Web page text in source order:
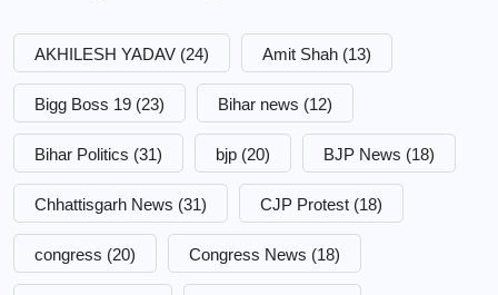
AKHILESH YADAV (24) Amit Shah (13)
Bigg Boss 19 (23) Bihar news (12)
Bihar Politics (31) bjp (20) BJP News (18)
Chhattisgarh News (31) CJP Protest (18)
congress (20) Congress News (18)